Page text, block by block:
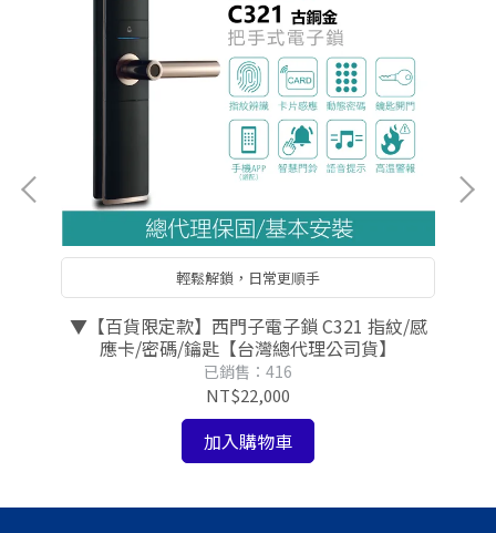
輕鬆解鎖，日常更順手
▼【百貨限定款】西門子電子鎖 C321 指紋/感
應卡/密碼/鑰匙【台灣總代理公司貨】
已銷售：416
NT$22,000
加入購物車